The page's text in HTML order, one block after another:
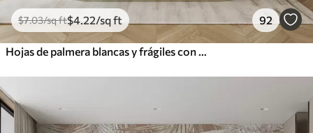
$7.03/sq ft$4 .22/sq ft 92